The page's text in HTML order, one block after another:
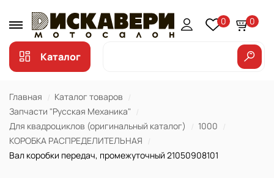
0 0
Каталог
Главная
Каталог товаров
Запчасти "Русская Механика"
Для квадроциклов (оригинальный каталог)
1000
КОРОБКА РАСПРЕДЕЛИТЕЛЬНАЯ
Вал коробки передач, промежуточный 21050908101